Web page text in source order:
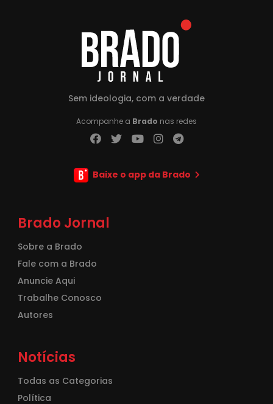
Sem ideologia, com a verdade
Acompanhe a Brado nas redes
Baixe o app da Brado
Brado Jornal
Sobre a Brado
Fale com a Brado
Anuncie Aqui
Trabalhe Conosco
Autores
Notícias
Todas as Categorias
Política